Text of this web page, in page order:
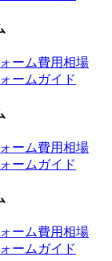
ーム費用相場
ームガイド
ーム費用相場
ームガイド
ーム費用相場
ームガイド